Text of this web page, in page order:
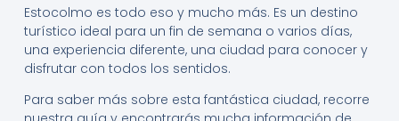
Estocolmo es todo eso y mucho más. Es un destino
turístico ideal para un fin de semana o varios días,
una experiencia diferente, una ciudad para conocer y
disfrutar con todos los sentidos.
Para saber más sobre esta fantástica ciudad, recorre